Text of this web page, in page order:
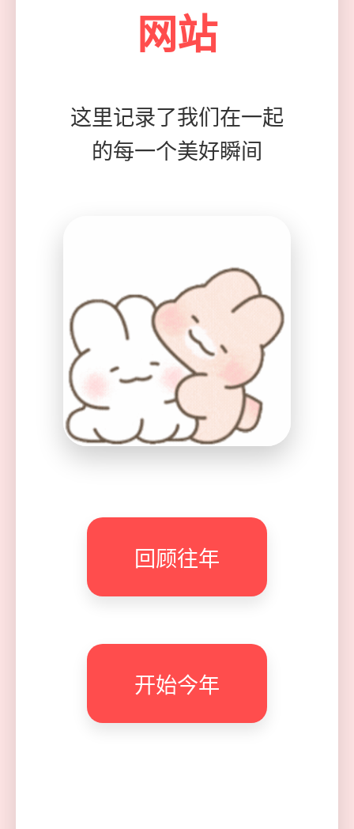
网站
这里记录了我们在一起
的每一个美好瞬间
回顾往年
开始今年